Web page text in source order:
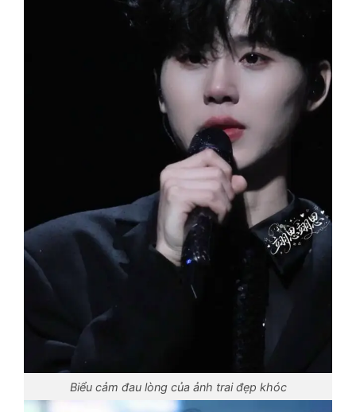
Biểu cảm đau lòng của ảnh trai đẹp khóc